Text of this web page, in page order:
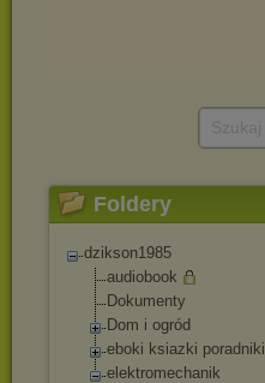
Foldery
dzikson1985
audiobook
Dokumenty
Dom i ogród
eboki ksiazki poradniki
elektromechanik